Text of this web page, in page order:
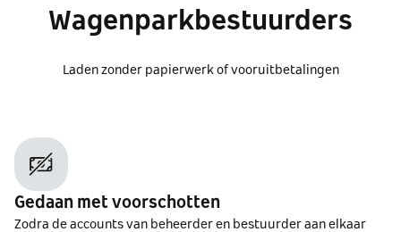
Wagenparkbestuurders
Laden zonder papierwerk of vooruitbetalingen
Gedaan met voorschotten
Zodra de accounts van beheerder en bestuurder aan elkaar